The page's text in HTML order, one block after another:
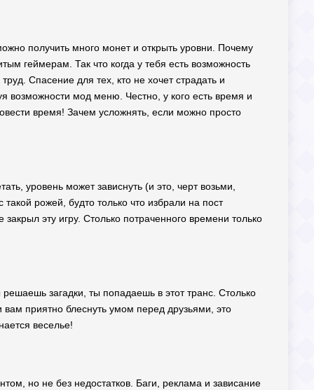
получить много монет и открыть уровни. Почему
геймерам. Так что когда у тебя есть возможность
Спасение для тех, кто не хочет страдать и
возможности мод меню. Честно, у кого есть время и
время! Зачем усложнять, если можно просто
уровень может зависнуть (и это, черт возьми,
рожей, будто только что избрали на пост
эту игру. Столько потраченного времени только
загадки, ты попадаешь в этот транс. Столько
приятно блеснуть умом перед друзьями, это
веселье!
но не без недостатков. Баги, реклама и зависание